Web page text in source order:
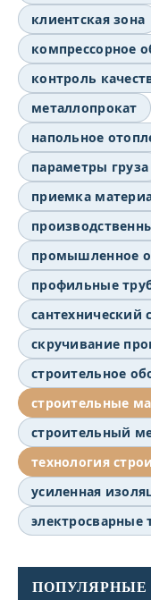
клиентская зона
компрессорное
контроль
металлопрокат
напольное
параметры груза
приемка
промышленное
профильные
сантехнический
скручивание
строительное
строительные
строительный
технология
усиленная
электросварные
ПОПУЛЯРНЫЕ